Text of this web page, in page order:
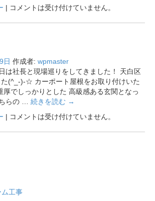
| コメントは受け付けていません。
日 作成者: wpmaster
社長と現場巡りをしてきました！ 天白区
(^_-)-☆ カーポート屋根をお取り付けいた
厚でしっかりとした 高級感ある玄関となっ
らの … 続きを読む →
| コメントは受け付けていません。
ム工事